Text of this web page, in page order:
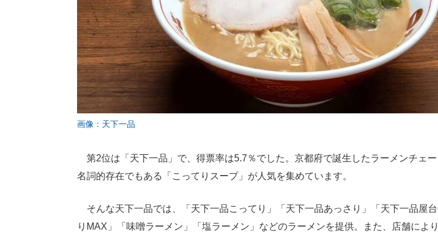
画像：天下一品
第2位は「天下一品」で、得票率は5.7％でした。京都府で誕生したラーメンチェ
名詞的存在でもある「こってりスープ」が人気を集めています。
そんな天下一品では、「天下一品こってり」「天下一品あっさり」「天下一品屋
りMAX」「味噌ラーメン」「塩ラーメン」などのラーメンを提供。また、店舗によ